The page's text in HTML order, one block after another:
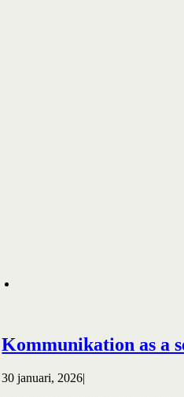
Kommunikation as a
30 januari, 2026|